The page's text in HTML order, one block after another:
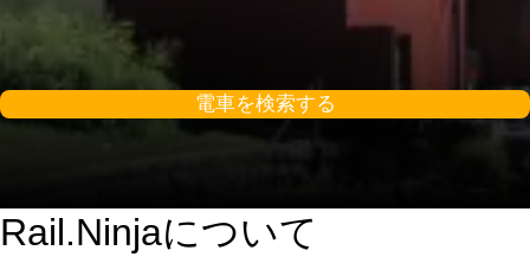
電車を検索する
Rail.Ninjaについて